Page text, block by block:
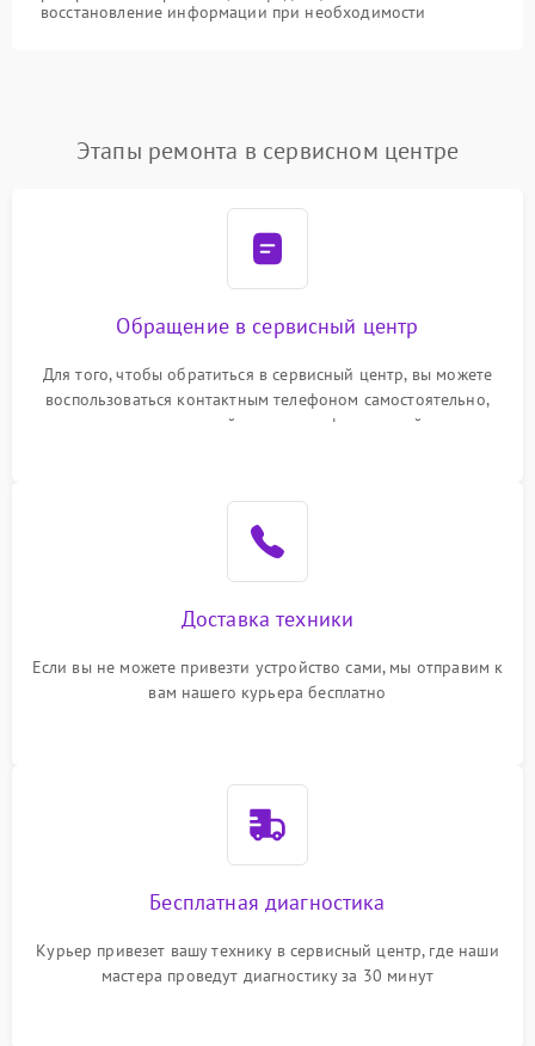
восстановление информации при необходимости
Этапы ремонта в сервисном центре
Обращение в сервисный центр
Для того, чтобы обратиться в сервисный центр, вы можете
воспользоваться контактным телефоном самостоятельно,
или оставить свой номер телефона на сайте
Доставка техники
Если вы не можете привезти устройство сами, мы отправим к
вам нашего курьера бесплатно
Бесплатная диагностика
Курьер привезет вашу технику в сервисный центр, где наши
мастера проведут диагностику за 30 минут